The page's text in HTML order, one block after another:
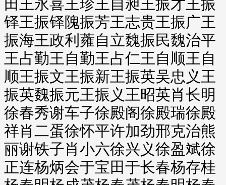
铎王振铎隗振芳王志贵王振广王
振海王政利蕹自立魏振民魏治平
王占勤王自勤王占仁王自顺王自
顺王振文王振新王振英吴忠义王
振英魏振元王振义王昭英肖长明
徐春秀谢车子徐殿阁徐殿瑞徐殿
祥肖二蛋徐怀平许加劲邢克治熊
丽谢铁子肖小六徐兴义徐盈斌徐
正连杨炳会于宝田于长春杨存桂